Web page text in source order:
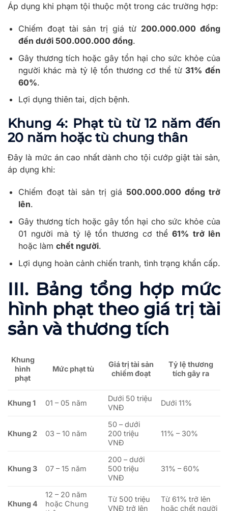
Áp dụng khi phạm tội thuộc một trong các trường hợp:
Chiếm đoạt tài sản trị giá từ 200.000.000 đồng
đến dưới 500.000.000 đồng.
Gây thương tích hoặc gây tổn hại cho sức khỏe của
người khác mà tỷ lệ tổn thương cơ thể từ 31% đến
60%.
Lợi dụng thiên tai, dịch bệnh.
Khung 4: Phạt tù từ 12 năm đến
20 năm hoặc tù chung thân
Đây là mức án cao nhất dành cho tội cướp giật tài sản,
áp dụng khi:
Chiếm đoạt tài sản trị giá 500.000.000 đồng trở
lên.
Gây thương tích hoặc gây tổn hại cho sức khỏe của
01 người mà tỷ lệ tổn thương cơ thể61% trở lên
hoặc làm chết người.
Lợi dụng hoàn cảnh chiến tranh, tình trạng khẩn cấp.
III. Bảng tổng hợp mức
hình phạt theo giá trị tài
sản và thương tích
Khung
hình
phạt
Mức phạt tù
Giá trị tài sản
chiếm đoạt
Tỷ lệ thương
tích gây ra
Khung 1 01 – 05 năm
Dưới 50 triệu
VNĐ
Dưới 11%
Khung 2 03 – 10 năm
50 – dưới
200 triệu
VNĐ
11% – 30%
Khung 3 07 – 15 năm
200 – dưới
500 triệu
VNĐ
31% – 60%
Khung 4
12 – 20 năm
hoặc Chung
Từ 500 triệu
VNĐ trở lên
Từ 61% trở lên
hoặc chết người